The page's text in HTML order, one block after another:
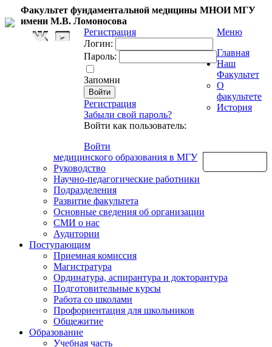
Факультет фундаментальной медицины МНОИ МГУ
имени М.В. Ломоносова
Регистрация
Логин:
Пароль:
Запомни
Регистрация
Забыли свой пароль?
Войти как пользователь:
Войти
Меню
Главная
Наш
Факультет
О
факультете
История
медицинского образования в МГУ
Руководство
Научно-педагогические работники
Подразделения
Развитие факультета
Основные сведения об организации
СМИ о нас
Аудитории
Поступающим
Приемная комиссия
Магистратура
Ординатура, аспирантура и докторантура
Подготовительные курсы
Работа со школами
Профориентация для школьников
Общежитие
Образование
Учебная часть